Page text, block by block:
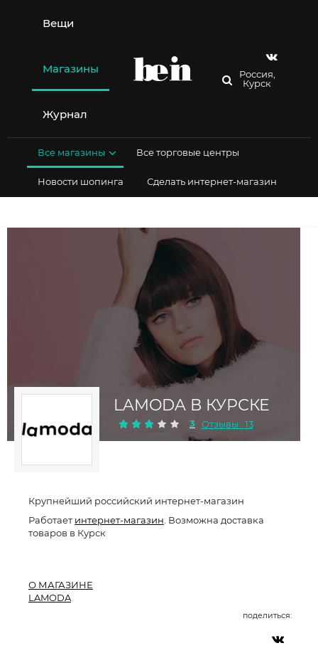
содержимому
Вещи
Магазины
Журнал
Россия,
Курск
Все магазины Все торговые центры
Новости шопинга Сделать интернет-магазин
LAMODA В КУРСКЕ
3 Отзывы : 13
Крупнейший российский интернет-магазин
Работаетинтернет-магазин . Возможна доставка
товаров в Курск
О МАГАЗИНЕ
LAMODA
поделиться: